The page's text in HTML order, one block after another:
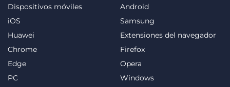
Dispositivos móviles
Android
iOS
Samsung
Huawei
Extensiones del navegador
Chrome
Firefox
Edge
Opera
PC
Windows